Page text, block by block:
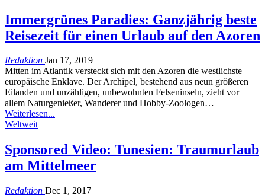
Immergrünes Paradies: Ganzjährig beste
Reisezeit für einen Urlaub auf den Azoren
Redaktion Jan 17, 2019
Mitten im Atlantik versteckt sich mit den Azoren die westlichste
europäische Enklave. Der Archipel, bestehend aus neun größeren
Eilanden und unzähligen, unbewohnten Felseninseln, zieht vor
allem Naturgenießer, Wanderer und Hobby-Zoologen…
Weiterlesen...
Weltweit
Sponsored Video: Tunesien: Traumurlaub
am Mittelmeer
Redaktion Dec 1, 2017